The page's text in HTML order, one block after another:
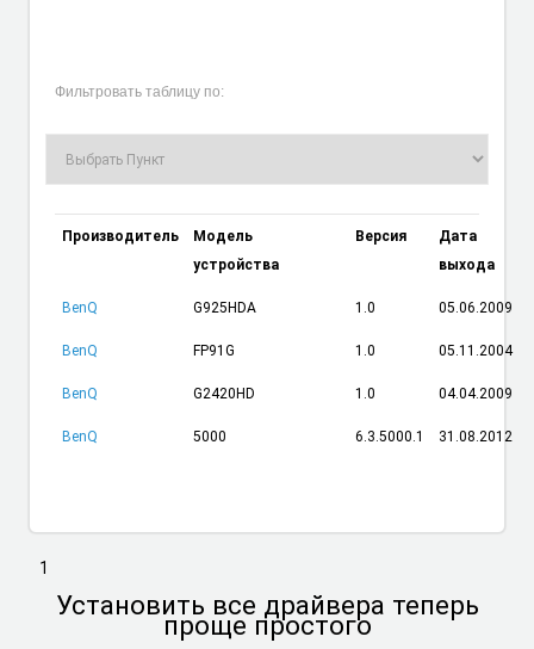
Фильтровать таблицу по:
Производитель
Модель
устройства
Версия
Дата
выхода
BenQ G925HDA 1.0 05.06.2009
BenQ FP91G 1.0 05.11.2004
BenQ G2420HD 1.0 04.04.2009
BenQ 5000 6.3.5000.1 31.08.2012
1
Установить все драйвера теперь
проще простого